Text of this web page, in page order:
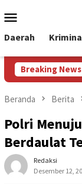
ke
kontenMobile
Daerah
Breaking News
Muda
Beranda Berita
Polri
Berdaulat
Redaksi
Desember 12,